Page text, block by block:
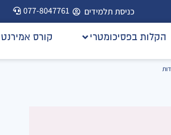
כניסת תלמידים 077-8047761
הקלות בפסיכומטרי קורס אמירנט